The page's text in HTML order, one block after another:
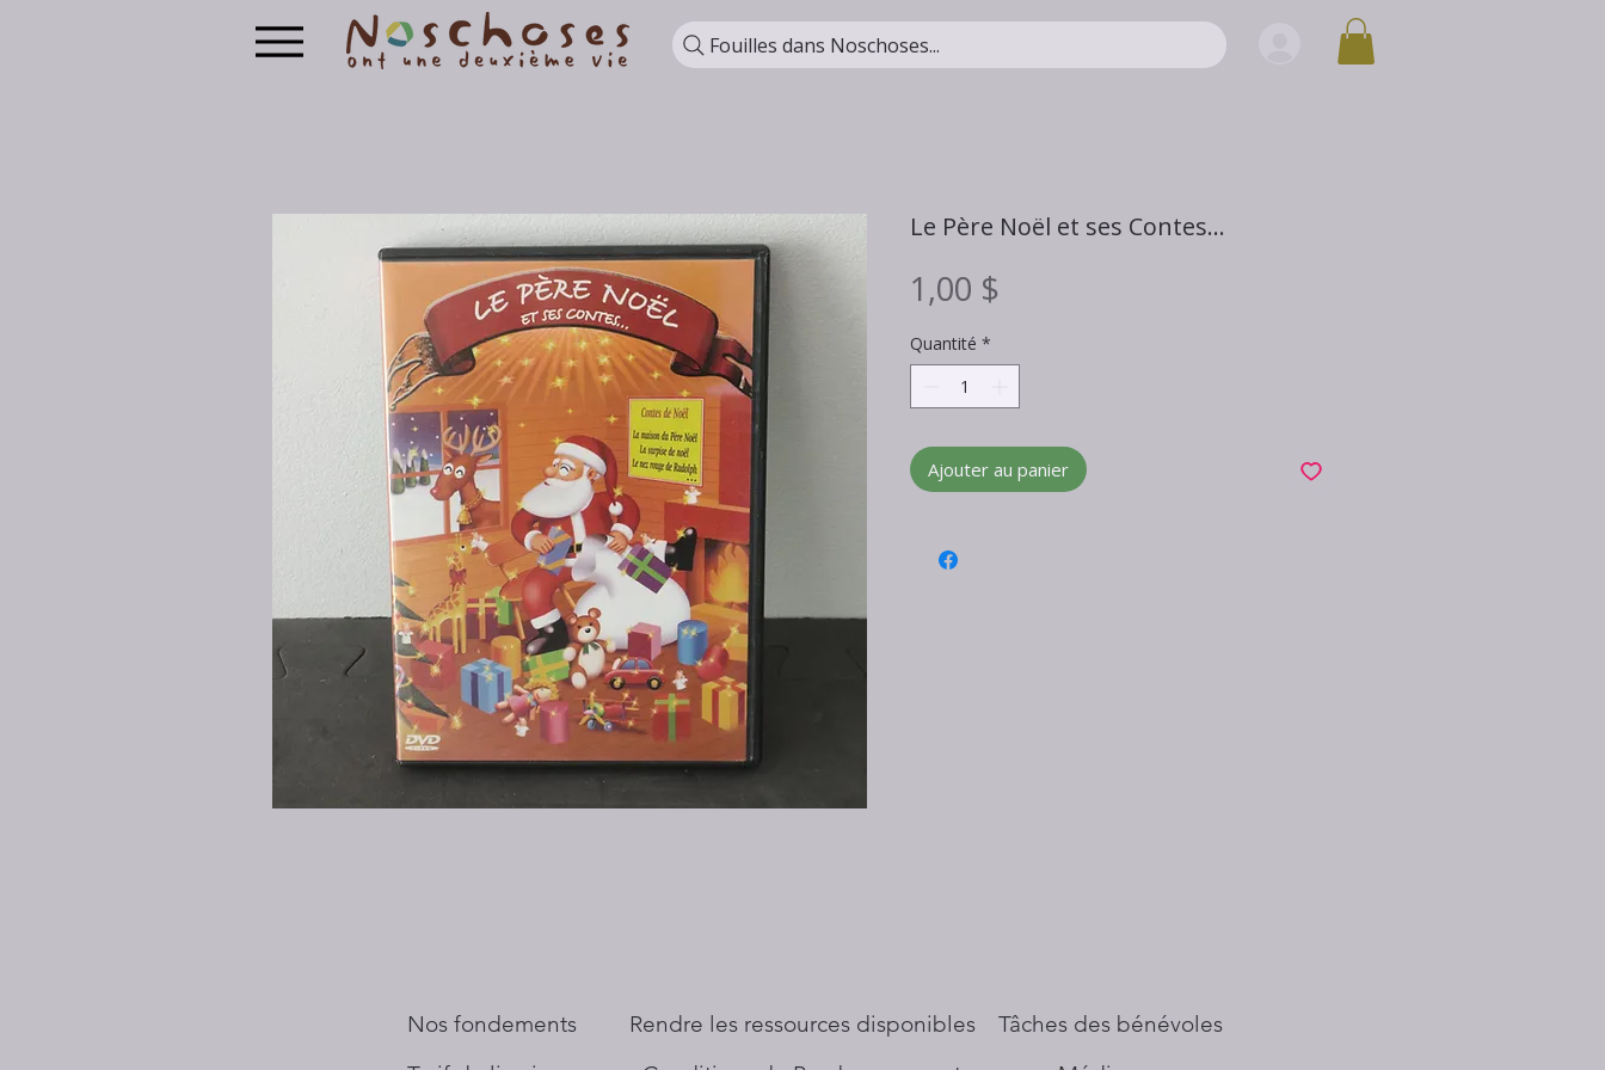
Fouilles dans Noschoses...
Le Père Noël et ses Contes...
1,00 $
Quantité *
Ajouter au panier
Nos fondements
​Rendre les ressources disponibles
Tâches des bénévoles